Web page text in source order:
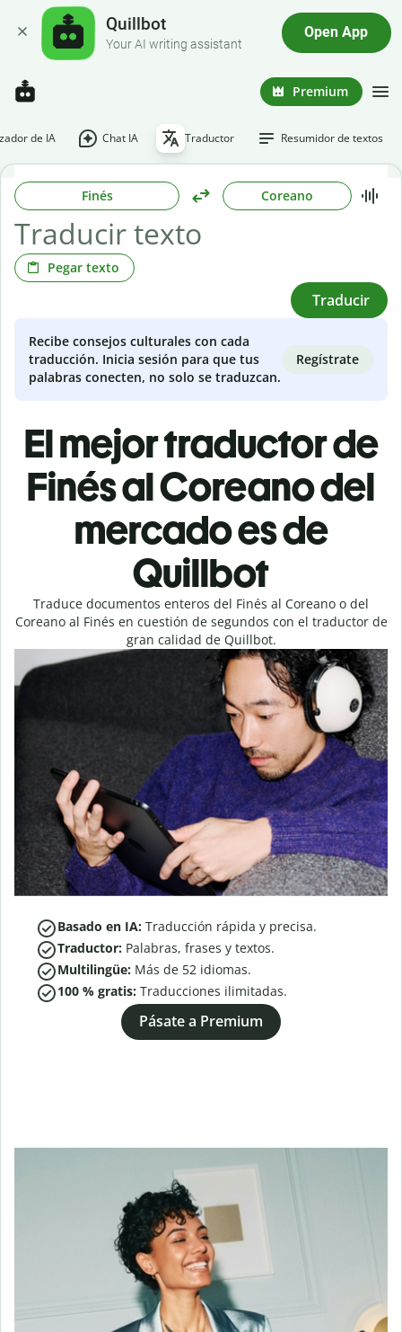
Quillbot
Your AI writing assistant
Open App
Premium
de IA Chat IA Traductor Resumidor de textos
Finés Coreano
Pegar texto
Traducir
Recibe consejos culturales con cada
traducción. Inicia sesión para que tus
palabras conecten, no solo se traduzcan.
Regístrate
El mejor traductor de
Finés al Coreano del
mercado es de
Quillbot
Traduce documentos enteros del Finés al Coreano o del
Coreano al Finés en cuestión de segundos con el traductor de
gran calidad de Quillbot.
Basado en IA: Traducción rápida y precisa.
Traductor: Palabras, frases y textos.
Multilingüe: Más de 52 idiomas.
100 % gratis: Traducciones ilimitadas.
Pásate a Premium